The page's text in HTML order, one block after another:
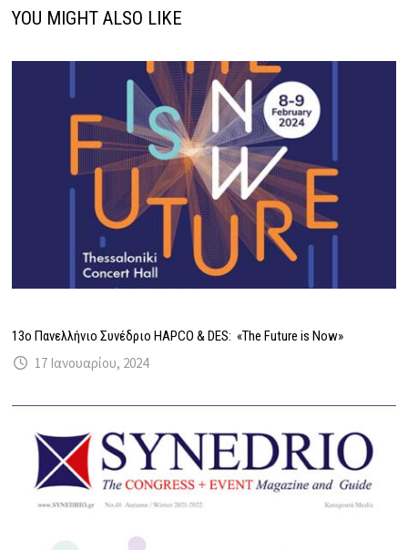
YOU MIGHT ALSO LIKE
13ο Πανελλήνιο Συνέδριο HAPCO & DES: «The Future is Now»
17 Ιανουαρίου, 2024